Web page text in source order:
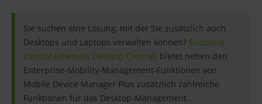
Sie suchen eine Lösung, mit der Sie zusätzlich auch
Desktops und Laptops verwalten können? Endpoint
Central (ehemals Desktop Central) bietet neben den
Enterprise-Mobility-Management-Funktionen von
Mobile Device Manager Plus zusätzlich zahlreiche
Funktionen für das Desktop-Management.